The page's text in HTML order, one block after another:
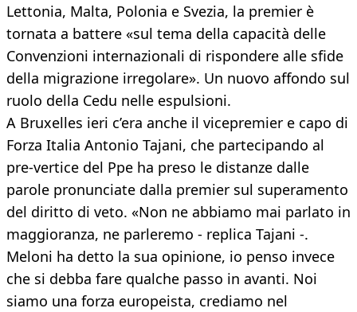
Lettonia, Malta, Polonia e Svezia, la premier è
tornata a battere «sul tema della capacità delle
Convenzioni internazionali di rispondere alle sfide
della migrazione irregolare». Un nuovo affondo sul
ruolo della Cedu nelle espulsioni.
A Bruxelles ieri c’era anche il vicepremier e capo di
Forza Italia Antonio Tajani, che partecipando al
pre-vertice del Ppe ha preso le distanze dalle
parole pronunciate dalla premier sul superamento
del diritto di veto. «Non ne abbiamo mai parlato in
maggioranza, ne parleremo - replica Tajani -.
Meloni ha detto la sua opinione, io penso invece
che si debba fare qualche passo in avanti. Noi
siamo una forza europeista, crediamo nel